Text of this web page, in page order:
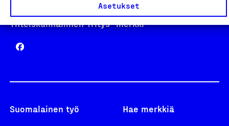
Asetukset
Yhteiskunnallinen Yritys -merkki
Suomalainen työ Hae merkkiä